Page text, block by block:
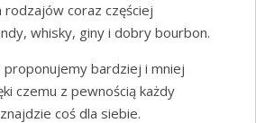
coraz częściej
whisky, giny i dobry bourbon.
bardziej i mniej
czemu z pewnością każdy
coś dla siebie.